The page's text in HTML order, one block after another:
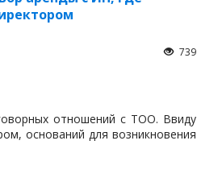
739
отношений с ТОО. Ввиду
оснований для возникновения